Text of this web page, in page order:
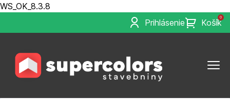
WS_OK_8.3.8
Prihlásenie
0
Košík